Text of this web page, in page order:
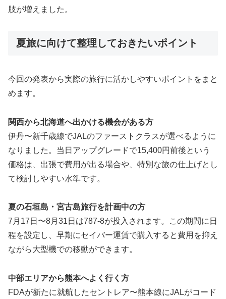
肢が増えました。
夏旅に向けて整理しておきたいポイント
今回の発表から実際の旅行に活かしやすいポイントをまと
めます。
関西から北海道へ出かける機会がある方
伊丹〜新千歳線でJALのファーストクラスが選べるように
なりました。当日アップグレードで15,400円前後という
価格は、出張で費用が出る場合や、特別な旅の仕上げとし
て検討しやすい水準です。
夏の石垣島・宮古島旅行を計画中の方
7月17日〜8月31日は787-8が投入されます。この期間に日
程を設定し、早期にセイバー運賃で購入すると費用を抑え
ながら大型機での移動ができます。
中部エリアから熊本へよく行く方
FDAが新たに就航したセントレア〜熊本線にJALがコード